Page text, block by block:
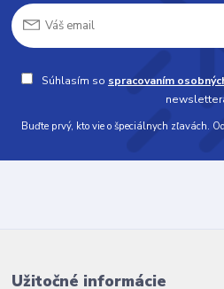
Súhlasím so spracovaním
Buďte prvý, kto vie o špeciálnych zľavách.
Užitočné informácie